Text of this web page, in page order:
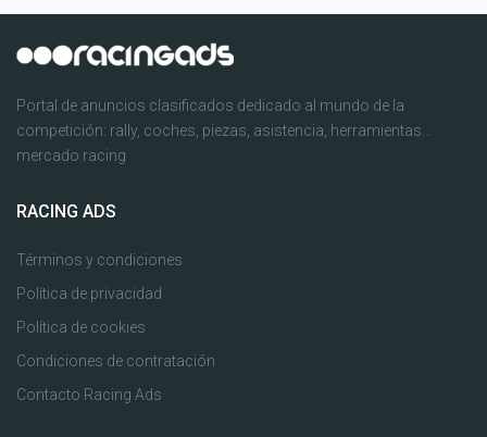
Portal de anuncios clasificados dedicado al mundo de la
competición: rally, coches, piezas, asistencia, herramientas...
mercado racing
RACING ADS
Términos y condiciones
Política de privacidad
Política de cookies
Condiciones de contratación
Contacto Racing Ads